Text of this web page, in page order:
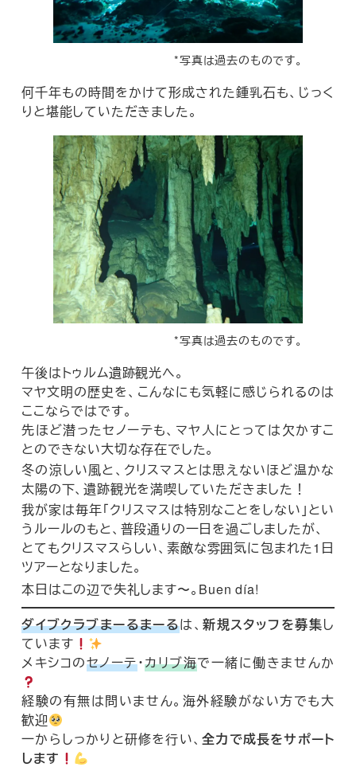
*写真は過去のものです。
何千年もの時間をかけて形成された鍾乳石も、じっく
りと堪能していただきました。
*写真は過去のものです。
午後はトゥルム遺跡観光へ。
マヤ文明の歴史を、こんなにも気軽に感じられるのは
ここならではです。
先ほど潜ったセノーテも、マヤ人にとっては欠かすこ
とのできない大切な存在でした。
冬の涼しい風と、クリスマスとは思えないほど温かな
太陽の下、遺跡観光を満喫していただきました！
我が家は毎年「クリスマスは特別なことをしない」とい
うルールのもと、普段通りの一日を過ごしましたが、
とてもクリスマスらしい、素敵な雰囲気に包まれた1日
ツアーとなりました。
本日はこの辺で失礼します〜。Buen día!
ダイブクラブまーるまーるは、新規スタッフを募集し
ています
メキシコのセノーテ・カリブ海で一緒に働きませんか
経験の有無は問いません。海外経験がない方でも大
歓迎
一からしっかりと研修を行い、全力で成長をサポート
します